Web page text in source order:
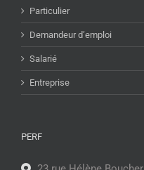
Particulier
Demandeur d’emploi
Salarié
Entreprise
PERF